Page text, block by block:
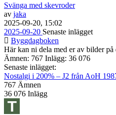
Svänga med skevroder
av jaka
2025-09-20, 15:02
2025-09-20 Senaste inlägget
Byggdagboken
Här kan ni dela med er av bilder
Ämnen: 767 Inlägg: 36 076
Senaste inlägget:
Nostalgi i 200% – J2 från AoH
767 Ämnen
36 076 Inlägg